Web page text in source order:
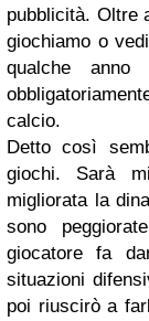
pubblicità. Oltre
giochiamo o
qualche
calcio.
Detto così
giochi. Sarà
migliorata la
sono
giocatore fa
situazioni
poi riuscirò a